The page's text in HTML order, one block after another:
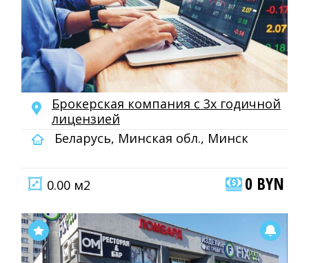
Брокерская компания с 3х годичной
лицензией
Беларусь, Минская обл., Минск
0.00 м2 0 BYN